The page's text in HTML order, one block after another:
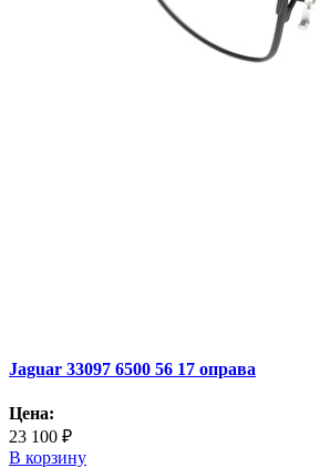
Jaguar 33097 6500 56 17 оправа
Цена:
23 100 ₽
В корзину